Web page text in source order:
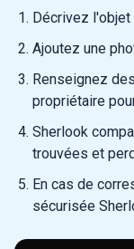
Décrivez l'objet
Ajoutez une
Renseignez
propriétaire
Sherlook
trouvées et
En cas de
sécurisée